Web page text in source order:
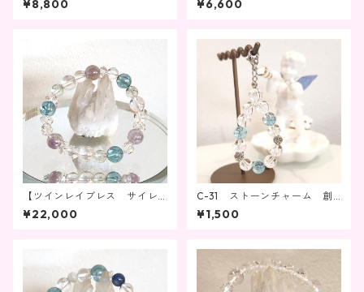
の強化
¥8,800 ¥6,600
【ツインレイブレス サイレ
ント期間①】br194
¥22,000
C-31 ストーンチャーム 創
作ひらめき・自己表現力
¥1,500